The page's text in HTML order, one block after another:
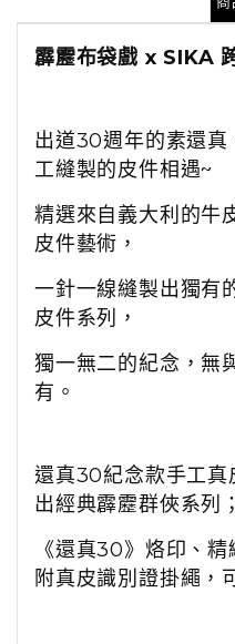
霹靂布袋戲 x SIKA
出道30週年的素還
工縫製的皮件相遇~
精選來自義大利的牛
皮件藝術，
一針一線縫製出獨有
皮件系列，
獨一無二的紀念，無
有。
還真30紀念款手工真
出經典霹靂群俠系列；
《還真30》烙印、
附真皮識別證掛繩，